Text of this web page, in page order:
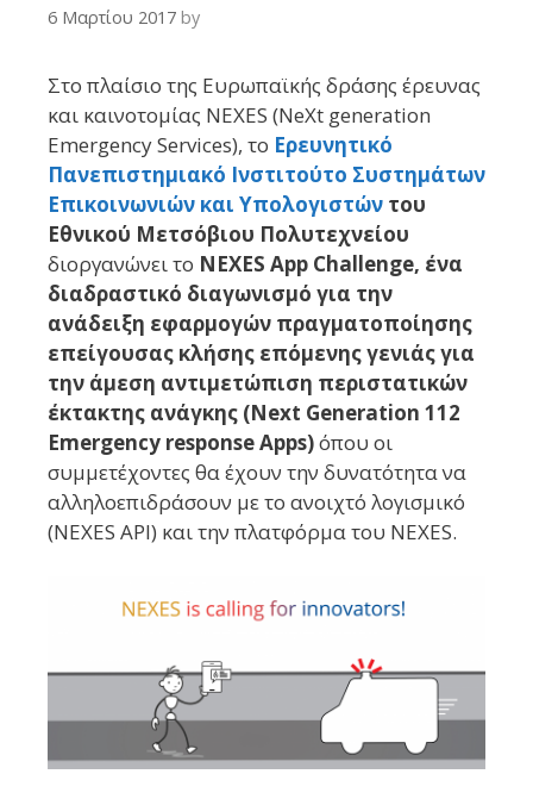
6 Μαρτίου 2017 by
Στο πλαίσιο της Ευρωπαϊκής δράσης έρευνας
και καινοτομίας ΝΕΧΕS (NeXt generation
Emergency Services), το Ερευνητικό
Πανεπιστημιακό Ινστιτούτο Συστημάτων
Επικοινωνιών και Υπολογιστών του
Εθνικού Μετσόβιου Πολυτεχνείου
διοργανώνει το NEXES App Challenge, ένα
διαδραστικό διαγωνισμό για την
ανάδειξη εφαρμογών πραγματοποίησης
επείγουσας κλήσης επόμενης γενιάς για
την άμεση αντιμετώπιση περιστατικών
έκτακτης ανάγκης (Next Generation 112
Emergency response Apps)όπου οι
συμμετέχοντες θα έχουν την δυνατότητα να
αλληλοεπιδράσουν με το ανοιχτό λογισμικό
(NEXES API) και την πλατφόρμα του NEXES.